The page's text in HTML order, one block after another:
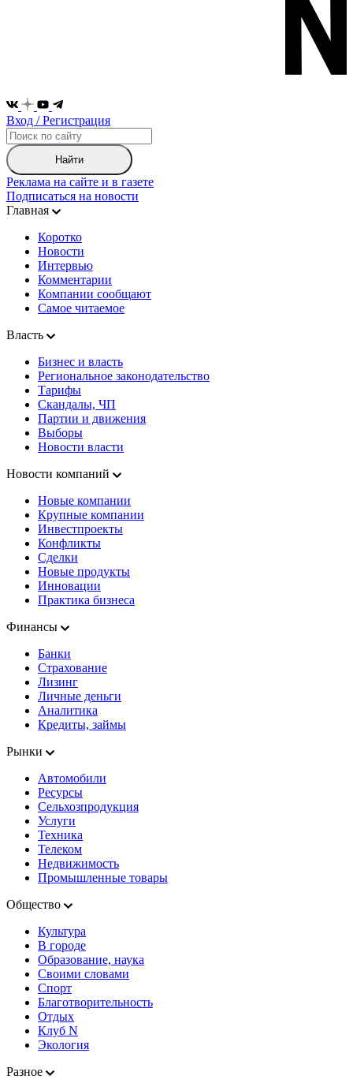
Вход / Регистрация
Найти
Реклама на сайте и в газете
Подписаться на новости
Главная
Коротко
Новости
Интервью
Комментарии
Компании сообщают
Самое читаемое
Власть
Бизнес и власть
Региональное законодательство
Тарифы
Скандалы, ЧП
Партии и движения
Выборы
Новости власти
Новости компаний
Новые компании
Крупные компании
Инвестпроекты
Конфликты
Сделки
Новые продукты
Инновации
Практика бизнеса
Финансы
Банки
Страхование
Лизинг
Личные деньги
Аналитика
Кредиты, займы
Рынки
Автомобили
Ресурсы
Сельхозпродукция
Услуги
Техника
Телеком
Недвижимость
Промышленные товары
Общество
Культура
В городе
Образование, наука
Своими словами
Спорт
Благотворительность
Отдых
Клуб N
Экология
Разное